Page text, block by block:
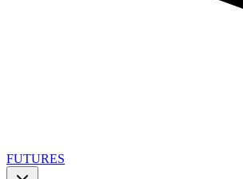
FUTURES